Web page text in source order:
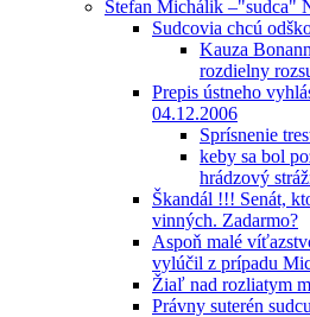
Štefan Michálik –"sudca"
Sudcovia chcú
Kauza
rozdielny
Prepis ústneho
04.12.2006
Sprísnenie
keby sa bol
hrádzový
Škandál !!! Senát,
vinných. Zadarmo?
Aspoň malé
vylúčil z prípadu
Žiaľ nad rozliatym
Právny suterén